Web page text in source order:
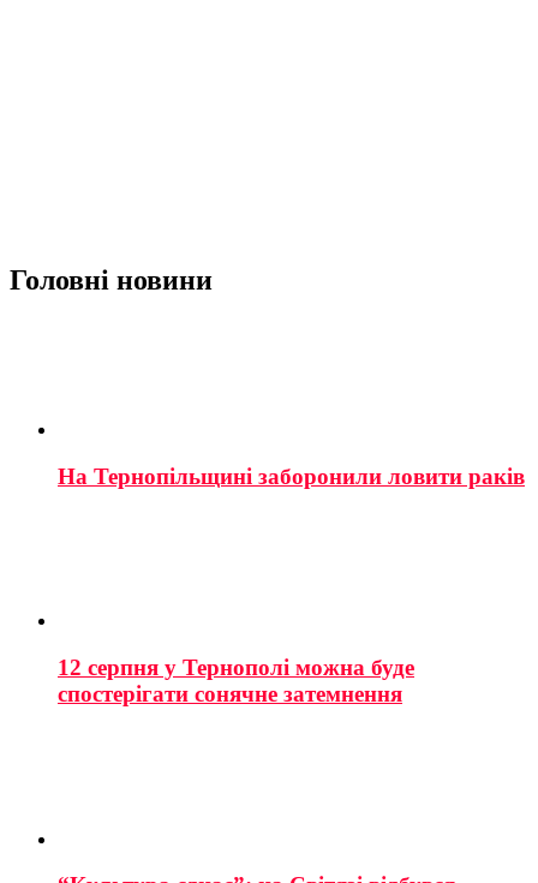
Головні новини
На Тернопільщині заборонили ловити раків
12 серпня у Тернополі можна буде
спостерігати сонячне затемнення